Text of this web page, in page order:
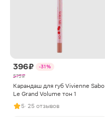
396 ₽
-31%
575 ₽
Карандаш для губ Vivienne Sabo
Le Grand Volume тон 1
5· 25 отзывов